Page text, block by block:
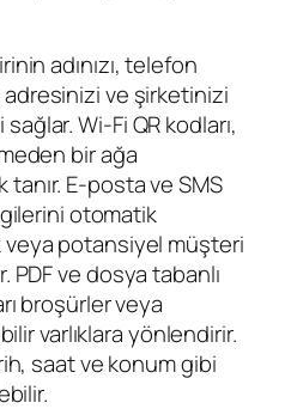
adınızı, telefon
adresinizi ve şirketinizi
Wi‑Fi QR kodları,
bir ağa
tanır. E-posta ve SMS
otomatik
potansiyel müşteri
PDF ve dosya tabanlı
broşürler veya
varlıklara yönlendirir.
saat ve konum gibi